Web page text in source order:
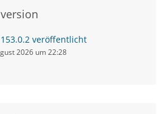
veröffentlicht
2026 um 22:28